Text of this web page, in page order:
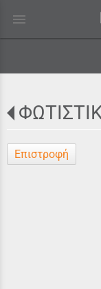
menu
Επιστροφή